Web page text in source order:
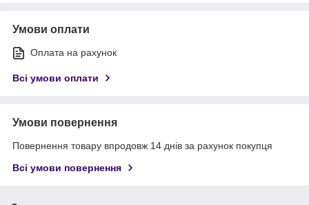
Умови оплати
Оплата на рахунок
Всі умови оплати
Умови повернення
Повернення товару впродовж 14 днів за рахунок покупця
Всі умови повернення